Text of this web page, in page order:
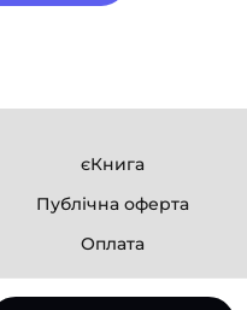
єКнига
Публічна оферта
Оплата